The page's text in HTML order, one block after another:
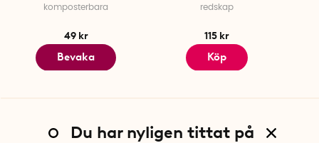
komposterbara
49 kr
Bevaka
redskap
115 kr
Köp
Du har nyligen tittat på